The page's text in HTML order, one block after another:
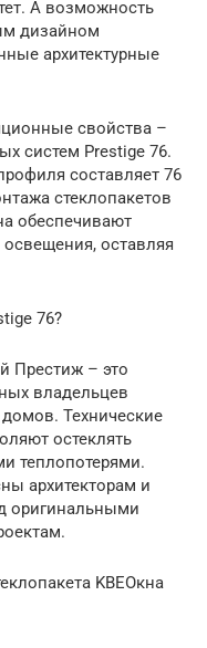
А возможность
дизайном
архитектурные
свойства –
систем Prestige 76.
составляет 76
стеклопакетов
обеспечивают
оставляя
76?
Престиж – это
владельцев
Технические
остеклять
теплопотерями.
архитекторам и
оригинальными
KBEОкна